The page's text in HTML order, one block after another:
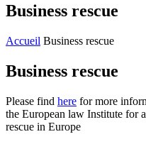
Business rescue
Accueil Business rescue
Business rescue
Please find here for more
the European law Institute for
rescue in Europe